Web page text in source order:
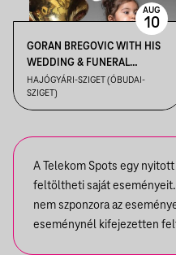
GORAN BREGOVIC WITH HIS
WEDDING & FUNERAL
ORCHESTRA
HAJÓGYÁRI-SZIGET (ÓBUDAI-
SZIGET)
AUG
10
A Telekom Spots egy
feltöltheti saját eseményeit.
nem szponzora az
eseménynél kifejezetten